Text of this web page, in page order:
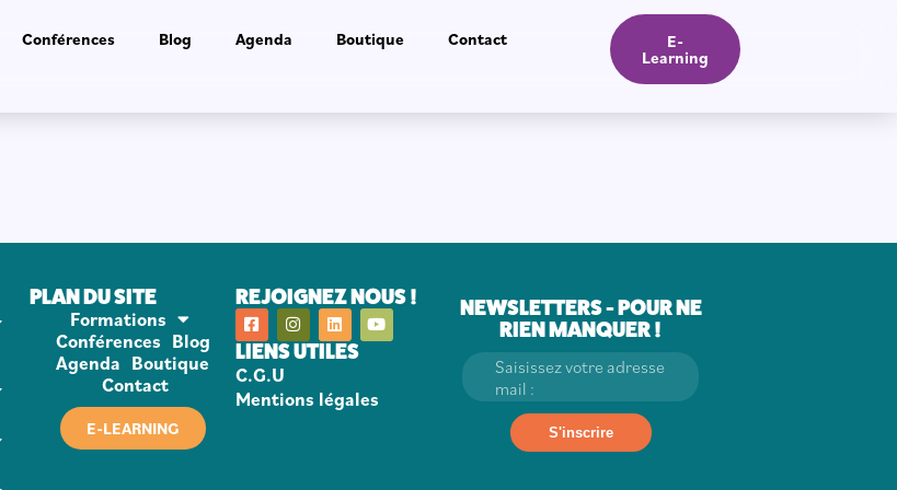
Conférences Blog Agenda Boutique Contact E-
Learning
PLAN DU SITE
Formations
Conférences Blog
Agenda Boutique
Contact
E-LEARNING
LIENS UTILES
C.G.U
Mentions légales
REJOIGNEZ NOUS !
NEWSLETTERS - POUR NE
RIEN MANQUER !